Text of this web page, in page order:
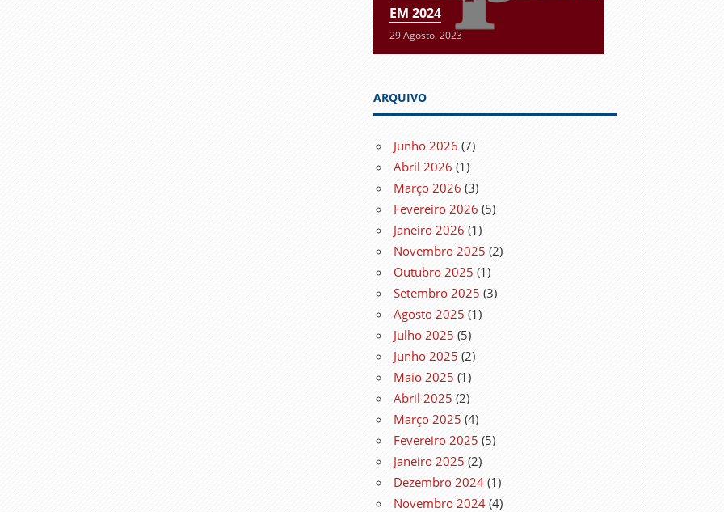
EM 2024
29 Agosto, 2023
ARQUIVO
Junho 2026 (7)
Abril 2026 (1)
Março 2026 (3)
Fevereiro 2026 (5)
Janeiro 2026 (1)
Novembro 2025 (2)
Outubro 2025 (1)
Setembro 2025 (3)
Agosto 2025 (1)
Julho 2025 (5)
Junho 2025 (2)
Maio 2025 (1)
Abril 2025 (2)
Março 2025 (4)
Fevereiro 2025 (5)
Janeiro 2025 (2)
Dezembro 2024 (1)
Novembro 2024 (4)